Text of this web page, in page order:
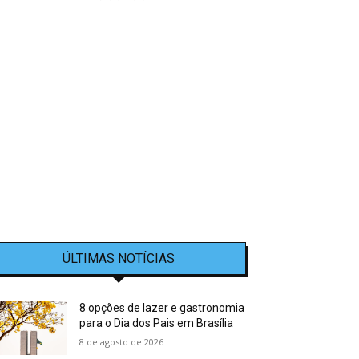
ÚLTIMAS NOTÍCIAS
8 opções de lazer e gastronomia
para o Dia dos Pais em Brasília
8 de agosto de 2026